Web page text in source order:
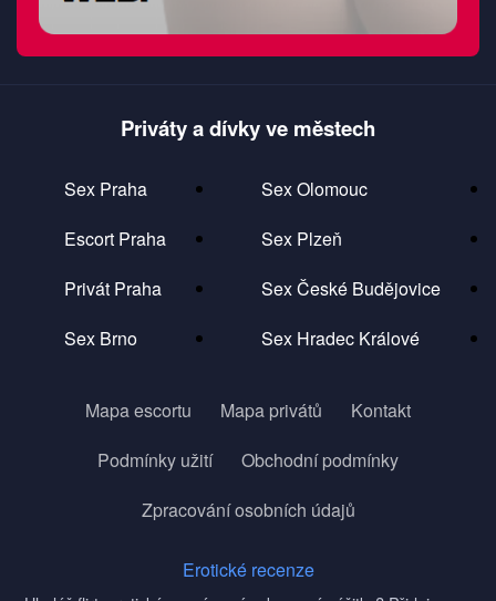
Priváty a dívky ve městech
Sex Praha
Escort Praha
Privát Praha
Sex Brno
Sex Olomouc
Sex Plzeň
Sex České Budějovice
Sex Hradec Králové
Mapa escortu Mapa privátů
Kontakt
Podmínky užití
Obchodní podmínky
Zpracování osobních údajů
Erotické recenze